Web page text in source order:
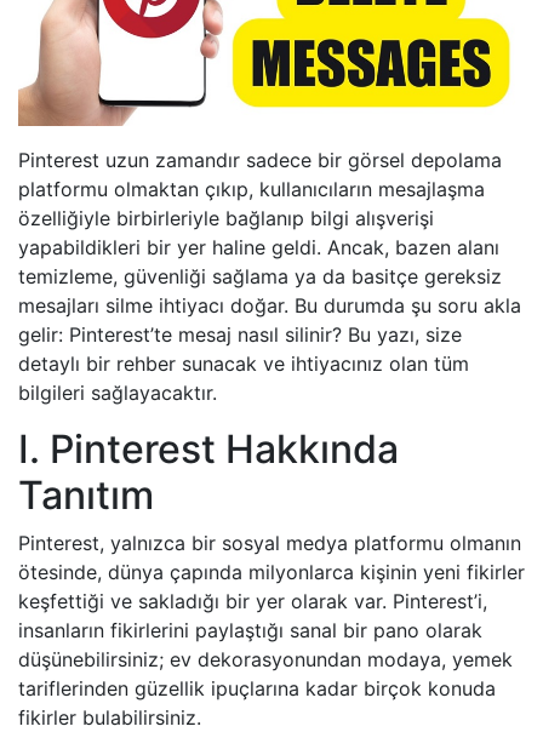
Pinterest uzun zamandır sadece bir görsel depolama
platformu olmaktan çıkıp, kullanıcıların mesajlaşma
özelliğiyle birbirleriyle bağlanıp bilgi alışverişi
yapabildikleri bir yer haline geldi. Ancak, bazen alanı
temizleme, güvenliği sağlama ya da basitçe gereksiz
mesajları silme ihtiyacı doğar. Bu durumda şu soru akla
gelir: Pinterest’te mesaj nasıl silinir? Bu yazı, size
detaylı bir rehber sunacak ve ihtiyacınız olan tüm
bilgileri sağlayacaktır.
I. Pinterest Hakkında
Tanıtım
Pinterest, yalnızca bir sosyal medya platformu olmanın
ötesinde, dünya çapında milyonlarca kişinin yeni fikirler
keşfettiği ve sakladığı bir yer olarak var. Pinterest’i,
insanların fikirlerini paylaştığı sanal bir pano olarak
düşünebilirsiniz; ev dekorasyonundan modaya, yemek
tariflerinden güzellik ipuçlarına kadar birçok konuda
fikirler bulabilirsiniz.